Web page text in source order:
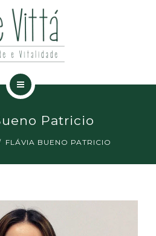
Patricio
FLÁVIA BUENO PATRICIO